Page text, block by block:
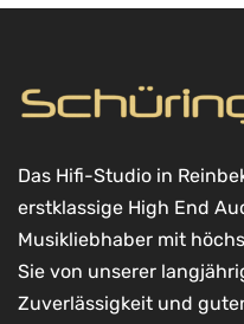
Das Hifi-Studio in
erstklassige High End
Musikliebhaber mit
Sie von unserer
Zuverlässigkeit und